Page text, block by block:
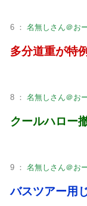
6 ： 名無しさん＠お
多分道重が特
8 ： 名無しさん＠お
クールハロー
9 ： 名無しさん＠お
バスツアー用